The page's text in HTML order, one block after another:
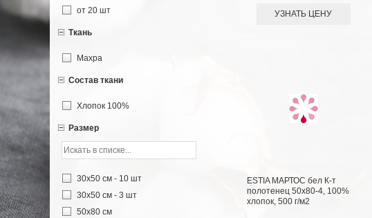
УЗНАТЬ ЦЕНУ
ESTIA МАРТОС бел К-т
полотенец 50х80-4, 100%
хлопок, 500 г/м2
от 20 шт
Ткань
Махра
Состав ткани
Хлопок 100%
Размер
30х50 см - 10 шт
30х50 см - 3 шт
50х80 см